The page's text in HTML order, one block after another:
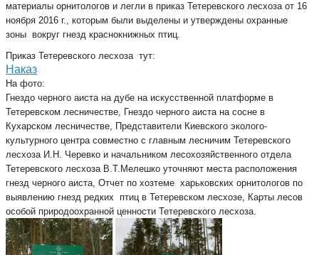
материалы орнитологов и легли в приказ Тетеревского лесхоза от 16
ноября 2016 г., которым были выделены и утверждены охранные
зоны вокруг гнезд краснокнижных птиц.
Приказ Тетеревского лесхоза тут:
Наказ
На фото:
Гнездо черного аиста на дубе на искусственной платформе в
Тетеревском лесничестве, Гнездо черного аиста на сосне в
Кухарском лесничестве, Представители Киевского эколого-
культурного центра совместно с главным лесничим Тетеревского
лесхоза И.Н. Черевко и начальником лесохозяйственного отдела
Тетеревского лесхоза В.Т.Мелешко уточняют места расположения
гнезд черного аиста, Отчет по хозтеме харьковских орнитологов по
выявлению гнезд редких птиц в Тетеревском лесхозе, Карты лесов
особой природоохранной ценности Тетеревского лесхоза.